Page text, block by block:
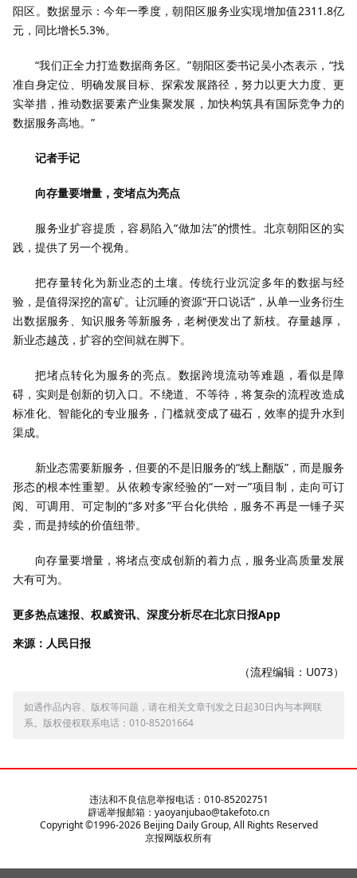
阳区。数据显示：今年一季度，朝阳区服务业实现增加值2311.8亿
元，同比增长5.3%。
“我们正全力打造数据商务区。”朝阳区委书记吴小杰表示，“找
准自身定位、明确发展目标、探索发展路径，努力以更大力度、更
实举措，推动数据要素产业集聚发展，加快构筑具有国际竞争力的
数据服务高地。”
记者手记
向存量要增量，变堵点为亮点
服务业扩容提质，容易陷入“做加法”的惯性。北京朝阳区的实
践，提供了另一个视角。
把存量转化为新业态的土壤。传统行业沉淀多年的数据与经
验，是值得深挖的富矿。让沉睡的资源“开口说话”，从单一业务衍生
出数据服务、知识服务等新服务，老树便发出了新枝。存量越厚，
新业态越茂，扩容的空间就在脚下。
把堵点转化为服务的亮点。数据跨境流动等难题，看似是障
碍，实则是创新的切入口。不绕道、不等待，将复杂的流程改造成
标准化、智能化的专业服务，门槛就变成了磁石，效率的提升水到
渠成。
新业态需要新服务，但要的不是旧服务的“线上翻版”，而是服务
形态的根本性重塑。从依赖专家经验的“一对一”项目制，走向可订
阅、可调用、可定制的“多对多”平台化供给，服务不再是一锤子买
卖，而是持续的价值纽带。
向存量要增量，将堵点变成创新的着力点，服务业高质量发展
大有可为。
更多热点速报、权威资讯、深度分析尽在北京日报App
来源：人民日报
（流程编辑：U073）
如遇作品内容、版权等问题，请在相关文章刊发之日起30日内与本网联
系。版权侵权联系电话：010-85201664
违法和不良信息举报电话：010-85202751
辟谣举报邮箱：yaoyanjubao@takefoto.cn
Copyright ©1996-2026Beijing Daily Group, All Rights Reserved
京报网版权所有